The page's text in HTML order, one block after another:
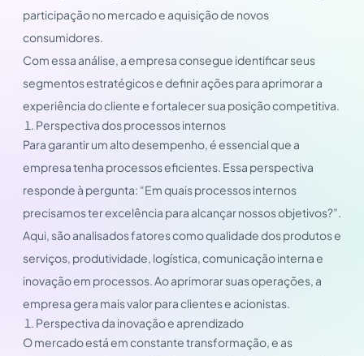
participação no mercado e aquisição de novos
consumidores.
Com essa análise, a empresa consegue identificar seus
segmentos estratégicos e definir ações para aprimorar a
experiência do cliente e fortalecer sua posição competitiva.
Perspectiva dos processos internos
Para garantir um alto desempenho, é essencial que a
empresa tenha processos eficientes. Essa perspectiva
responde à pergunta: “Em quais processos internos
precisamos ter excelência para alcançar nossos objetivos?”.
Aqui, são analisados fatores como qualidade dos produtos e
serviços, produtividade, logística, comunicação interna e
inovação em processos. Ao aprimorar suas operações, a
empresa gera mais valor para clientes e acionistas.
Perspectiva da inovação e aprendizado
O mercado está em constante transformação, e as